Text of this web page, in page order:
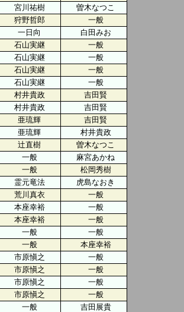
宮川祐樹
曽木なつこ
狩野哲郎
一般
一日向
白田みお
石山実継
一般
石山実継
一般
石山実継
一般
石山実継
一般
村井貴政
吉田賢
村井貴政
吉田賢
亜琉輝
吉田賢
亜琉輝
村井貴政
辻直樹
曽木なつこ
一般
麻宮あかね
一般
松岡秀樹
霊元竜法
虎島なおき
荒川真衣
一般
本座幸裕
一般
本座幸裕
一般
一般
一般
一般
本座幸裕
市原愼之
一般
市原愼之
一般
市原愼之
一般
市原愼之
一般
一般
吉田展貴